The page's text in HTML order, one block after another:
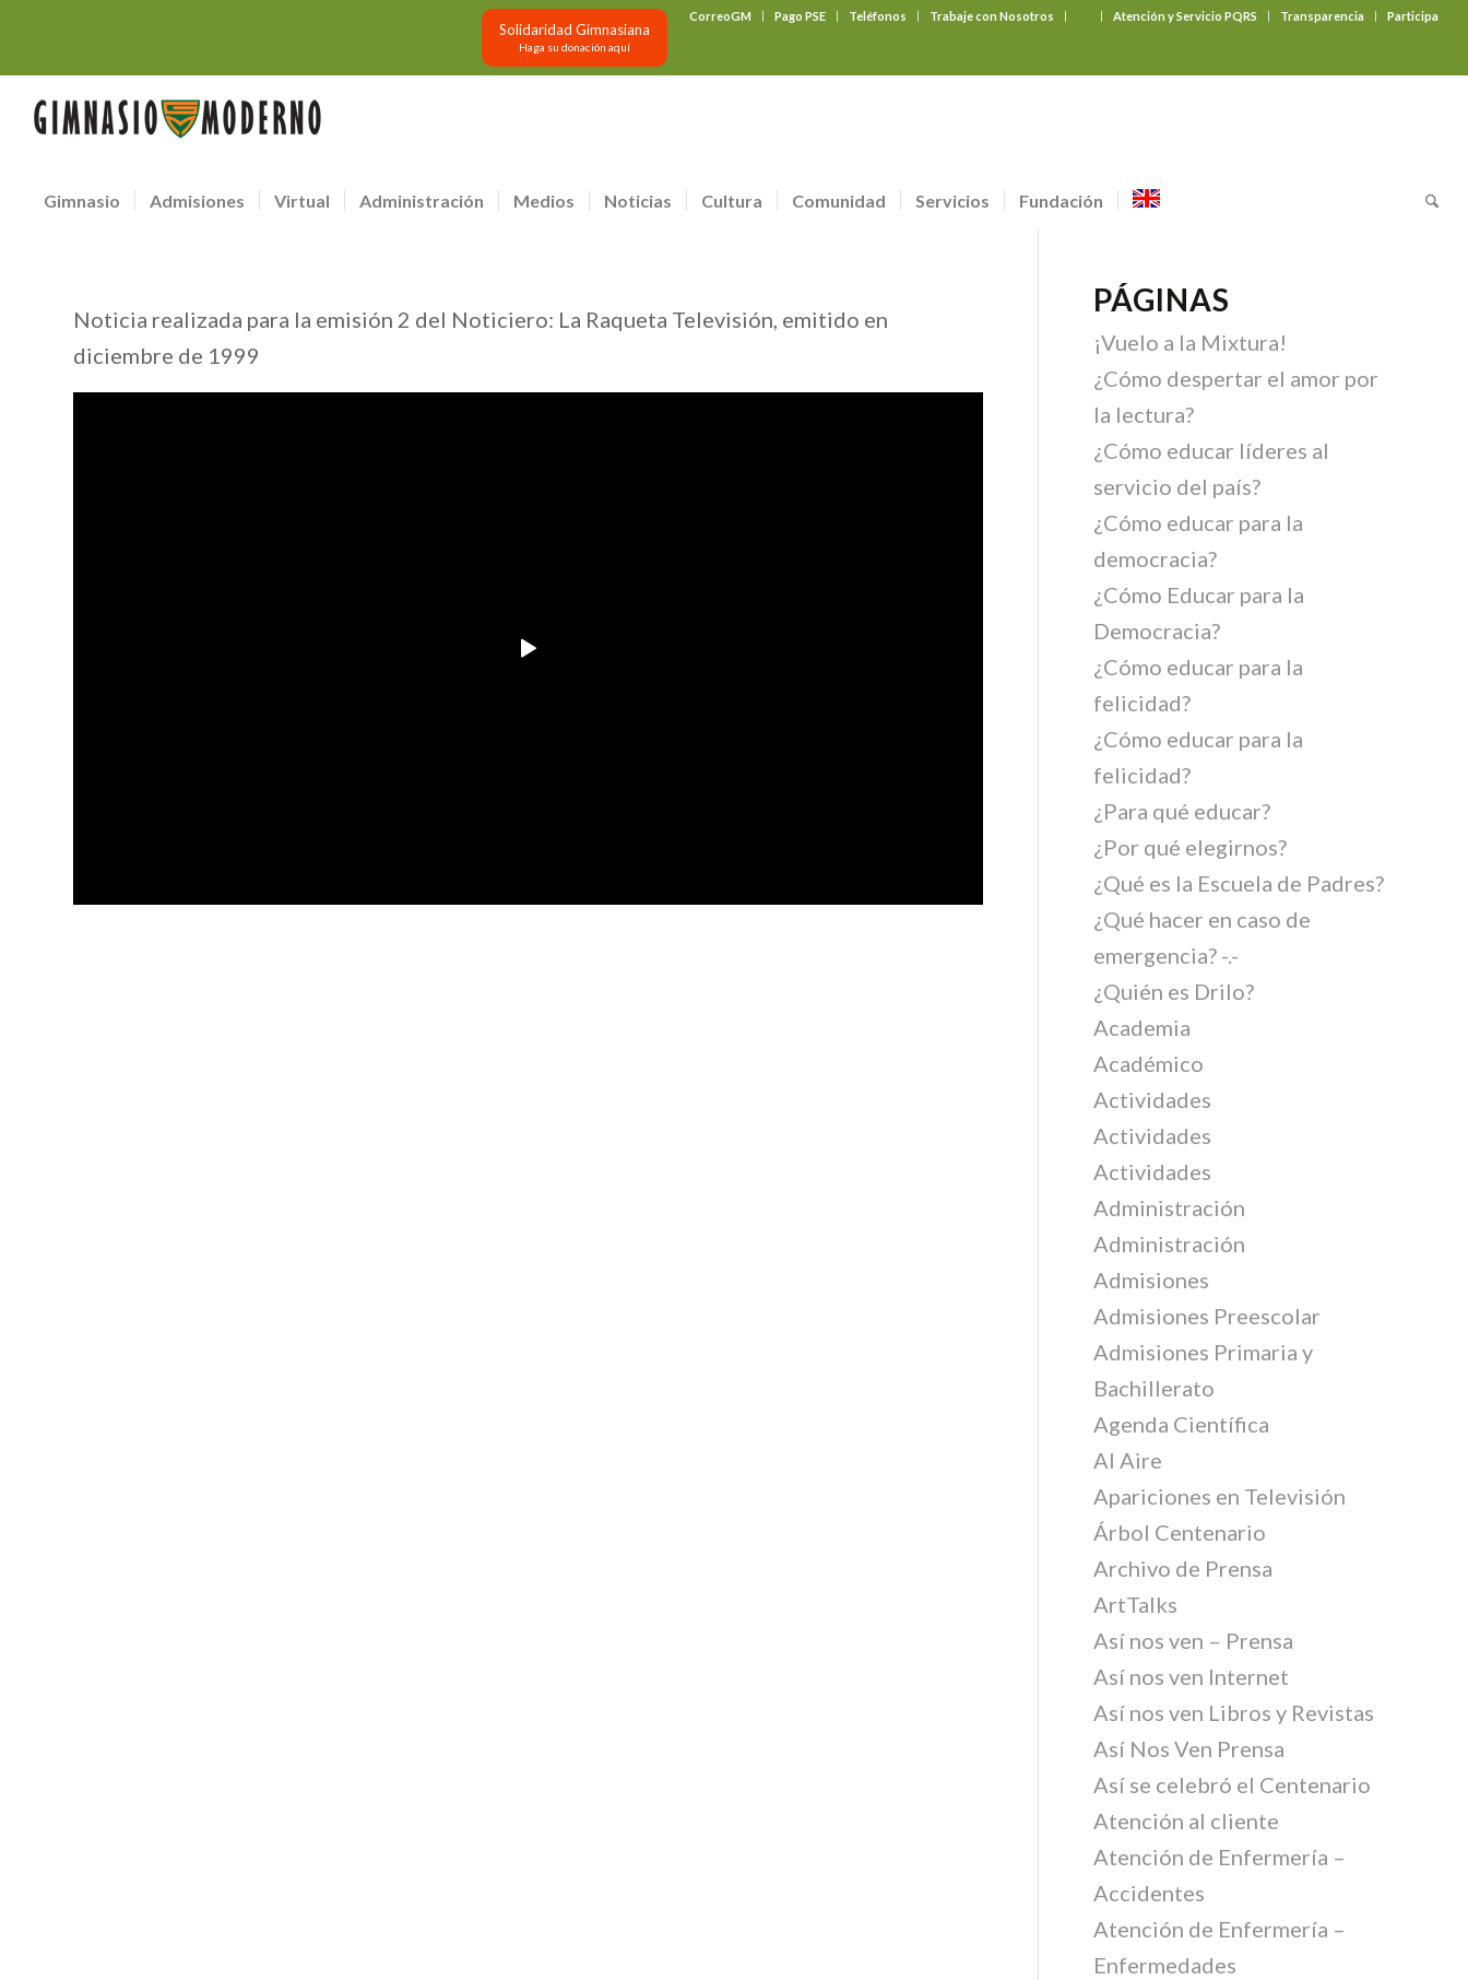
CorreoGM Pago PSE Teléfonos Trabaje con Nosotros Atención y Servicio PQRS Transparencia Participa
Solidaridad Gimnasiana
Haga su donación aquí
Gimnasio Admisiones Virtual Administración Medios Noticias Cultura Comunidad Servicios Fundación
Noticia realizada para la emisión 2 del Noticiero: La Raqueta Televisión, emitido en
diciembre de 1999
PÁGINAS
¡Vuelo a la Mixtura!
¿Cómo despertar el amor por
la lectura?
¿Cómo educar líderes al
servicio del país?
¿Cómo educar para la
democracia?
¿Cómo Educar para la
Democracia?
¿Cómo educar para la
felicidad?
¿Cómo educar para la
felicidad?
¿Para qué educar?
¿Por qué elegirnos?
¿Qué es la Escuela de Padres?
¿Qué hacer en caso de
emergencia? -.-
¿Quién es Drilo?
Academia
Académico
Actividades
Actividades
Actividades
Administración
Administración
Admisiones
Admisiones Preescolar
Admisiones Primaria y
Bachillerato
Agenda Científica
Al Aire
Apariciones en Televisión
Árbol Centenario
Archivo de Prensa
ArtTalks
Así nos ven – Prensa
Así nos ven Internet
Así nos ven Libros y Revistas
Así Nos Ven Prensa
Así se celebró el Centenario
Atención al cliente
Atención de Enfermería –
Accidentes
Atención de Enfermería –
Enfermedades